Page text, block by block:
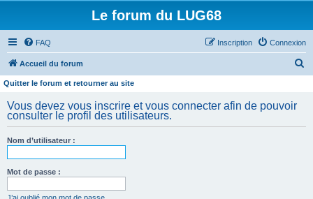
Le forum du LUG68
FAQ Connexion
Inscription
Accueil du forum
e
Quitter le forum et retourner au site
Vous devez vous inscrire et vous connecter afin de pouvoir
consulter le profil des utilisateurs.
Nom d’utilisateur :
Mot de passe :
J’ai oublié mon mot de passe